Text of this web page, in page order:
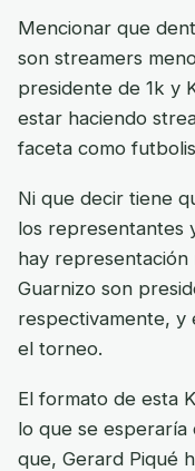
Mencionar que
son streamers
presidente de 1k y
estar haciendo
faceta como
Ni que decir tiene
los representantes
hay representación
Guarnizo son
respectivamente, y
el torneo.
El formato de esta
lo que se
que, Gerard Piqué